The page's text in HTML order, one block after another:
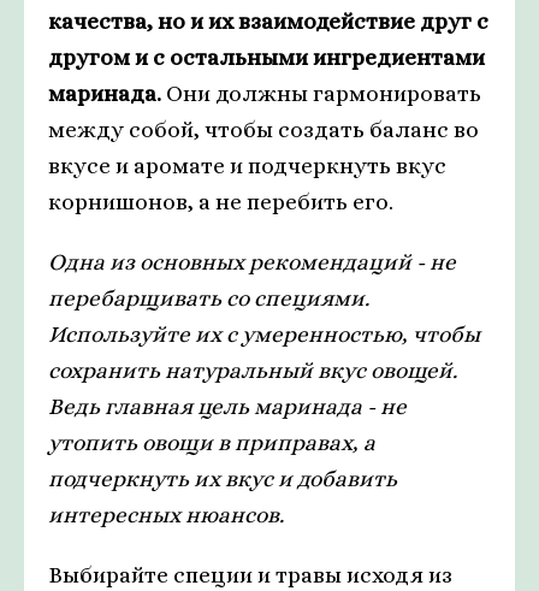
качества, но и их взаимодействие друг с
другом и с остальными ингредиентами
маринада. Они должны гармонировать
между собой, чтобы создать баланс во
вкусе и аромате и подчеркнуть вкус
корнишонов, а не перебить его.
Одна из основных рекомендаций - не
перебарщивать со специями.
Используйте их с умеренностью, чтобы
сохранить натуральный вкус овощей.
Ведь главная цель маринада - не
утопить овощи в приправах, а
подчеркнуть их вкус и добавить
интересных нюансов.
Выбирайте специи и травы исходя из